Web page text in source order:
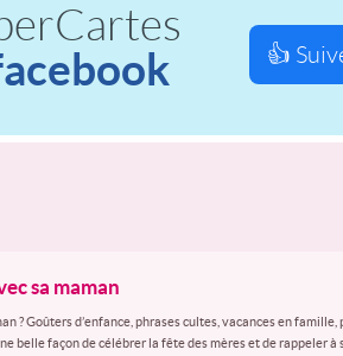
👍
sa maman
? Goûters d’enfance, phrases cultes, vacances en
belle façon de célébrer la fête des mères et de rappeler